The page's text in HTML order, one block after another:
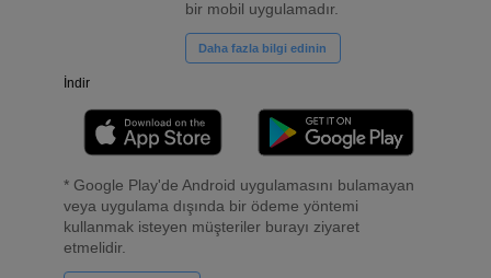
bir mobil uygulamadır.
Daha fazla bilgi edinin
İndir
* Google Play'de Android uygulamasını bulamayan
veya uygulama dışında bir ödeme yöntemi
kullanmak isteyen müşteriler burayı ziyaret
etmelidir.